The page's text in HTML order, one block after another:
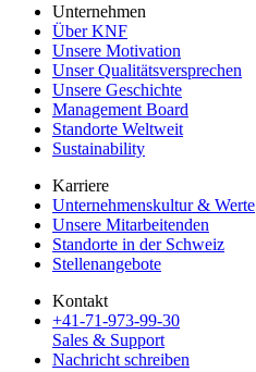
Unternehmen
Über KNF
Unsere Motivation
Unser Qualitätsversprechen
Unsere Geschichte
Management Board
Standorte Weltweit
Sustainability
Karriere
Unternehmenskultur & Werte
Unsere Mitarbeitenden
Standorte in der Schweiz
Stellenangebote
Kontakt
+41-71-973-99-30
Sales & Support
Nachricht schreiben